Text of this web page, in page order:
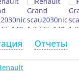
Отчеты